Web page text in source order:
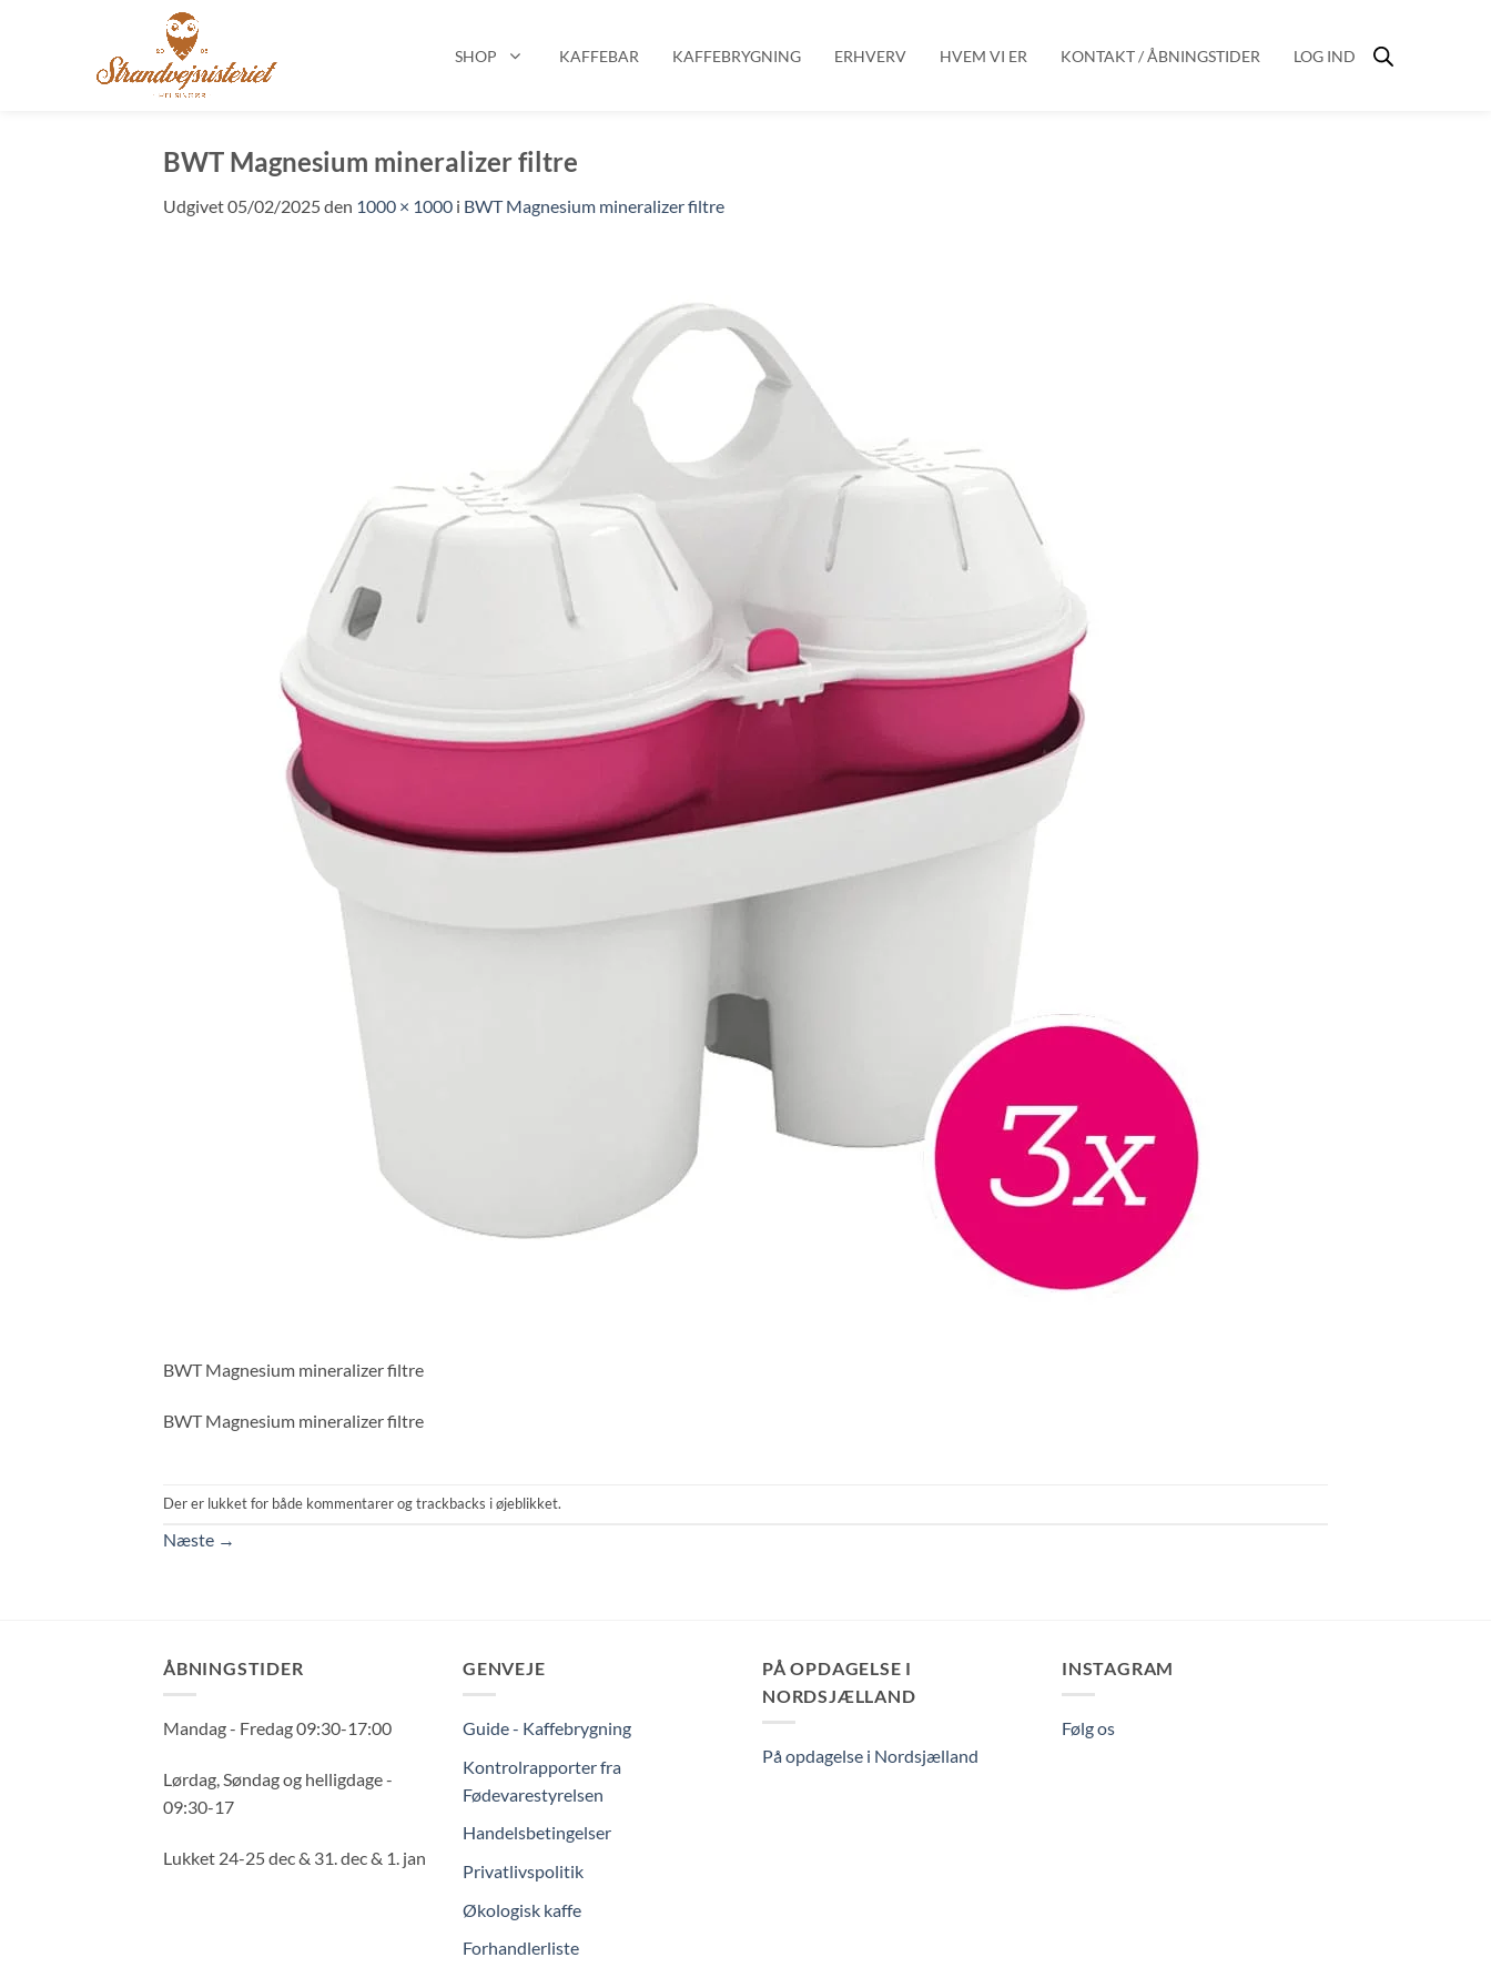
SHOP KAFFEBAR KAFFEBRYGNING ERHVERV HVEM VI ER KONTAKT / ÅBNINGSTIDER LOG IND
BWT Magnesium mineralizer filtre
Udgivet05/02/2025den 1000 × 1000 i BWT Magnesium mineralizer filtre
BWT Magnesium mineralizer filtre
BWT Magnesium mineralizer filtre
Der er lukket for både kommentarer og trackbacks i øjeblikket.
Næste →
ÅBNINGSTIDER
Mandag - Fredag 09:30-17:00
Lørdag, Søndag og helligdage -
09:30-17
Lukket 24-25 dec & 31. dec & 1. jan
GENVEJE
Guide - Kaffebrygning
Kontrolrapporter fra
Fødevarestyrelsen
Handelsbetingelser
Privatlivspolitik
Økologisk kaffe
Forhandlerliste
PÅ OPDAGELSE I
NORDSJÆLLAND
På opdagelse i Nordsjælland
INSTAGRAM
Følg os